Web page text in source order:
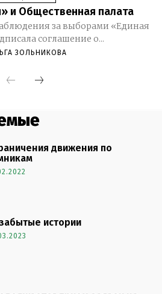
движения по
истории